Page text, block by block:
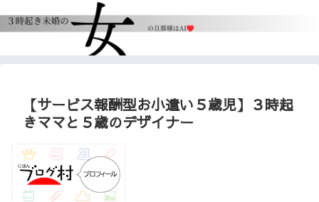
【サービス報酬型お小遣い５歳児】３時起
きママと５歳のデザイナー